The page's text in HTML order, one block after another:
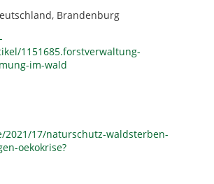
Brandenburg
1151685.forstverwaltung-
im-wald
2021/17/naturschutz-waldsterben-
oekokrise?